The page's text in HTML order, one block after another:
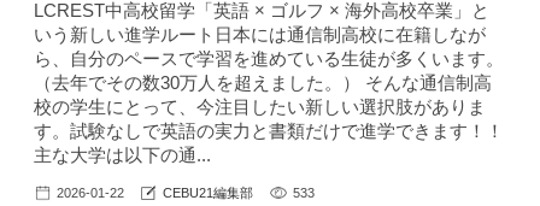
LCREST中高校留学「英語 × ゴルフ × 海外高校卒業」と
いう新しい進学ルート日本には通信制高校に在籍しなが
ら、自分のペースで学習を進めている生徒が多くいます。
（去年でその数30万人を超えました。） そんな通信制高
校の学生にとって、今注目したい新しい選択肢がありま
す。試験なしで英語の実力と書類だけで進学できます！！
主な大学は以下の通...
2026-01-22 CEBU21編集部 533